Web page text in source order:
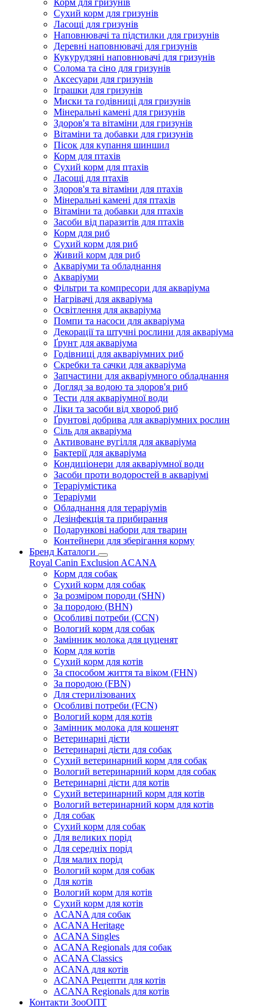
Корм для гризунів
Сухий корм для гризунів
Ласощі для гризунів
Наповнювачі та підстилки для гризунів
Деревні наповнювачі для гризунів
Кукурудзяні наповнювачі для гризунів
Солома та сіно для гризунів
Аксесуари для гризунів
Іграшки для гризунів
Миски та годівниці для гризунів
Мінеральні камені для гризунів
Здоров'я та вітаміни для гризунів
Вітаміни та добавки для гризунів
Пісок для купання шиншил
Корм для птахів
Сухий корм для птахів
Ласощі для птахів
Здоров'я та вітаміни для птахів
Мінеральні камені для птахів
Вітаміни та добавки для птахів
Засоби від паразитів для птахів
Корм для риб
Сухий корм для риб
Живий корм для риб
Акваріуми та обладнання
Акваріуми
Фільтри та компресори для акваріума
Нагрівачі для акваріума
Освітлення для акваріума
Помпи та насоси для акваріума
Декорації та штучні рослини для акваріума
Ґрунт для акваріума
Годівниці для акваріумних риб
Скребки та сачки для акваріума
Запчастини для акваріумного обладнання
Догляд за водою та здоров'я риб
Тести для акваріумної води
Ліки та засоби від хвороб риб
Ґрунтові добрива для акваріумних рослин
Сіль для акваріума
Активоване вугілля для акваріума
Бактерії для акваріума
Кондиціонери для акваріумної води
Засоби проти водоростей в акваріумі
Тераріумістика
Тераріуми
Обладнання для тераріумів
Дезінфекція та прибирання
Подарункові набори для тварин
Контейнери для зберігання корму
Бренд Каталоги
Royal Canin Exclusion ACANA
Корм для собак
Сухий корм для собак
За розміром породи (SHN)
За породою (BHN)
Особливі потреби (CCN)
Вологий корм для собак
Замінник молока для цуценят
Корм для котів
Сухий корм для котів
За способом життя та віком (FHN)
За породою (FBN)
Для стерилізованих
Особливі потреби (FCN)
Вологий корм для котів
Замінник молока для кошенят
Ветеринарні дієти
Ветеринарні дієти для собак
Сухий ветеринарний корм для собак
Вологий ветеринарний корм для собак
Ветеринарні дієти для котів
Сухий ветеринарний корм для котів
Вологий ветеринарний корм для котів
Для собак
Сухий корм для собак
Для великих порід
Для середніх порід
Для малих порід
Вологий корм для собак
Для котів
Вологий корм для котів
Сухий корм для котів
ACANA для собак
ACANA Heritage
ACANA Singles
ACANA Regionals для собак
ACANA Classics
ACANA для котів
ACANA Рецепти для котів
ACANA Regionals для котів
Контакти ЗооОПТ